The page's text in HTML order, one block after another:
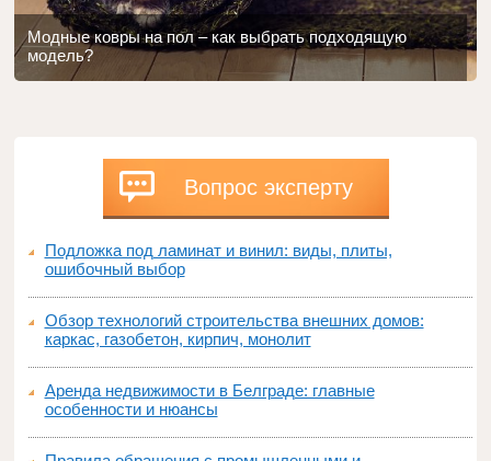
Модные ковры на пол – как выбрать подходящую
модель?
Вопрос эксперту
Подложка под ламинат и винил: виды, плиты,
ошибочный выбор
Обзор технологий строительства внешних домов:
каркас, газобетон, кирпич, монолит
Аренда недвижимости в Белграде: главные
особенности и нюансы